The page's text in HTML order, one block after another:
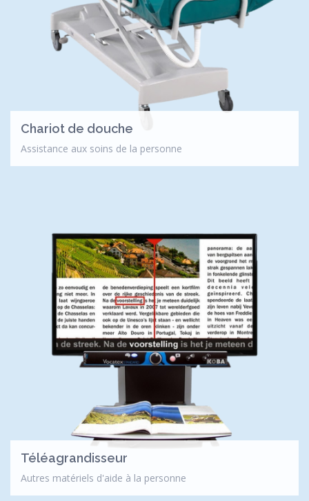
Chariot de douche
Assistance aux soins de la personne
Téléagrandisseur
Autres matériels d'aide à la personne